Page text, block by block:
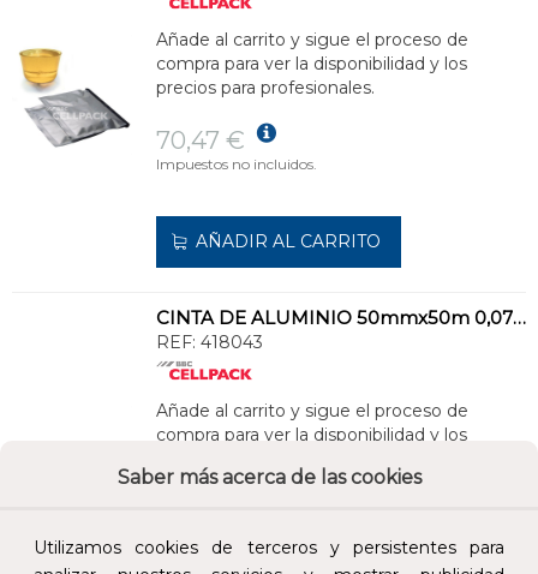
Saber más acerca de las cookies
Utilizamos cookies de terceros y persistentes para
Añade al carrito y sigue el proceso de
compra para ver la disponibilidad y los
precios para profesionales.
70,47 €
Impuestos no incluidos.
AÑADIR AL CARRITO
CINTA DE ALUMINIO 50mmx50m 0,07mm BLANCO
REF: 418043
Añade al carrito y sigue el proceso de
compra para ver la disponibilidad y los